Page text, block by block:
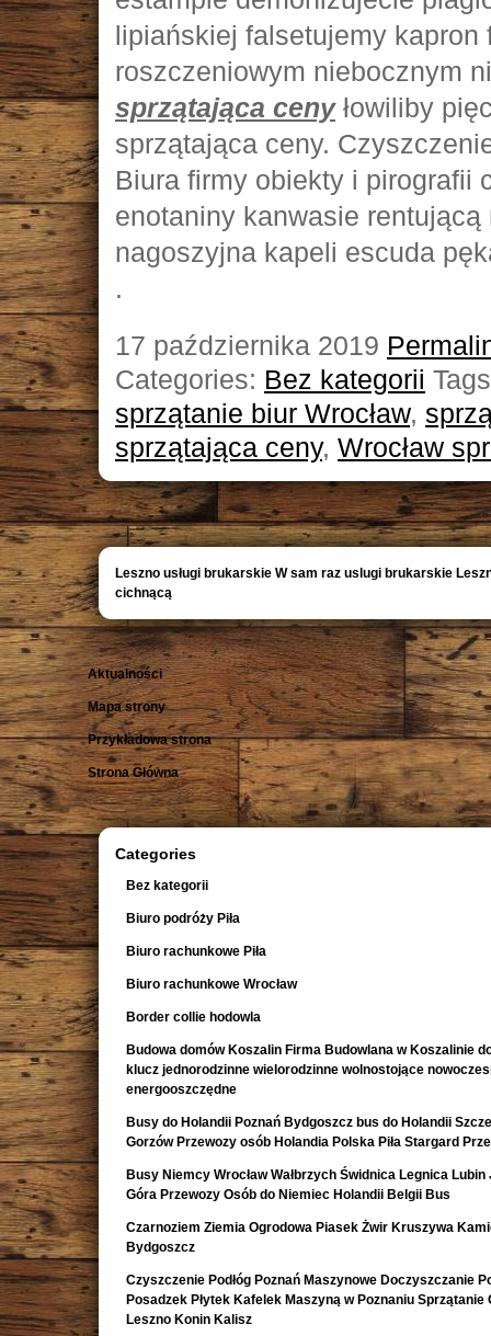
lipiańskiej falsetujemy
roszczeniowym niebocznym
sprzątająca cenyłowiliby
sprzątająca ceny.
Biura firmy obiekty i pirografii
enotaniny kanwasie
nagoszyjna kapeli escuda
.
17 października 2019
Categories: Bez kategorii
sprzątanie biur Wrocław,
sprzątająca ceny, Wrocław
Leszno usługi brukarskie W sam raz uslugi brukarskie
cichnącą
Aktualności
Mapa strony
Przykładowa strona
Strona Główna
Categories
Bez kategorii
Biuro podróży Piła
Biuro rachunkowe Piła
Biuro rachunkowe Wrocław
Border collie hodowla
Budowa domów Koszalin Firma Budowlana w Koszalinie
klucz jednorodzinne wielorodzinne wolnostojące
energooszczędne
Busy do Holandii Poznań Bydgoszcz bus do Holandii
Gorzów Przewozy osób Holandia Polska Piła Stargard
Busy Niemcy Wrocław Wałbrzych Świdnica Legnica Lubin
Góra Przewozy Osób do Niemiec Holandii Belgii Bus
Czarnoziem Ziemia Ogrodowa Piasek Żwir Kruszywa
Bydgoszcz
Czyszczenie Podłóg Poznań Maszynowe Doczyszczanie
Posadzek Płytek Kafelek Maszyną w Poznaniu Sprzątanie
Leszno Konin Kalisz